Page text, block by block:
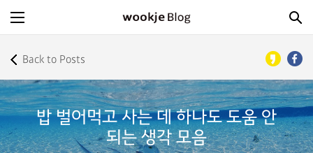
Back to Posts
밥 벌어먹고 사는 데 하나도 도움 안
되는 생각 모음